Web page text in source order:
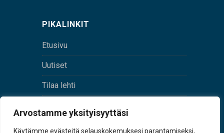
Arvostamme yksityisyyttäsi
Käytämme evästeitä selauskokemuksesi parantamiseksi,
PIKALINKIT
Etusivu
Uutiset
Tilaa lehti